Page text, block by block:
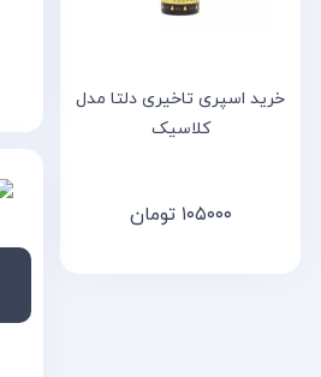
خرید اسپری تاخیری دلتا مدل
کلاسیک
۱۰۵۰۰۰ تومان